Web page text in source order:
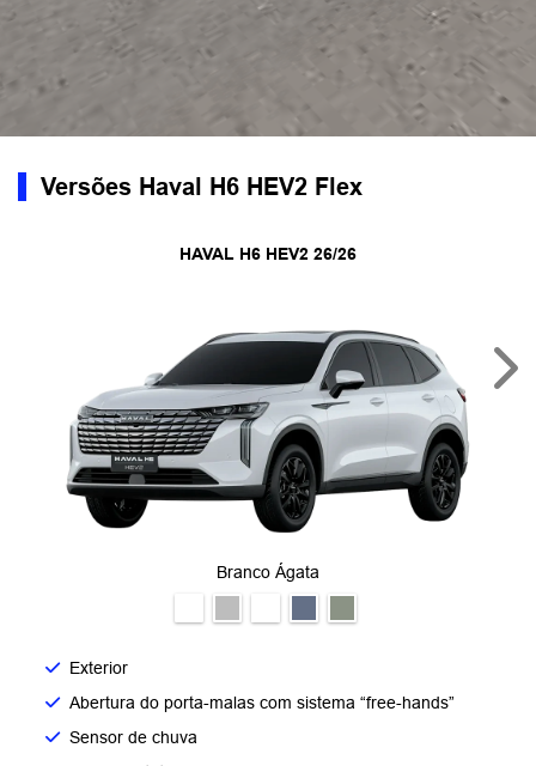
Versões Haval H6 HEV2 Flex
HAVAL H6 HEV2 26/26
Branco Ágata
Exterior
Abertura do porta-malas com sistema “free-hands”
Sensor de chuva